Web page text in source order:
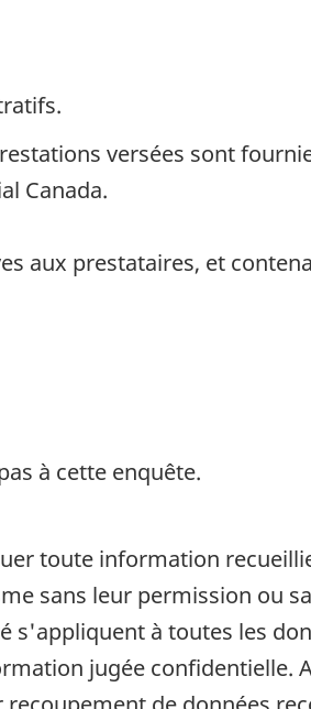
versées sont
Canada.
aux prestataires, et
à cette enquête.
toute information
sans leur permission ou
s'appliquent à toutes les
jugée confidentielle.